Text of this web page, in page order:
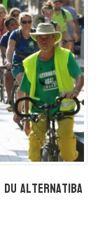
du Alternatiba